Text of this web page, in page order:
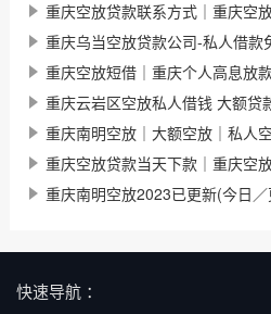
重庆乌当空放贷款公司-私人借款
重庆云岩区空放私人借钱 大额贷
重庆南明空放｜大额空放｜私人
重庆空放贷款当天下款｜重庆空
重庆南明空放2023已更新(今日
快速导航 ：